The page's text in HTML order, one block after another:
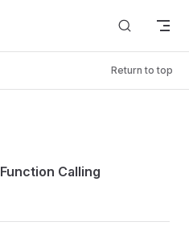
Return to top
Function Calling